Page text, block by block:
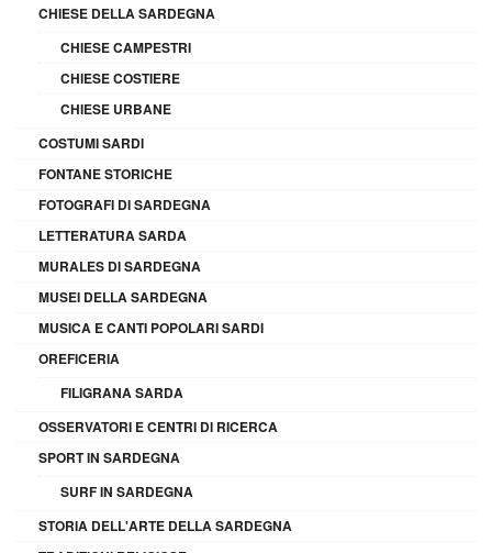
CHIESE DELLA SARDEGNA
CHIESE CAMPESTRI
CHIESE COSTIERE
CHIESE URBANE
COSTUMI SARDI
FONTANE STORICHE
FOTOGRAFI DI SARDEGNA
LETTERATURA SARDA
MURALES DI SARDEGNA
MUSEI DELLA SARDEGNA
MUSICA E CANTI POPOLARI SARDI
OREFICERIA
FILIGRANA SARDA
OSSERVATORI E CENTRI DI RICERCA
SPORT IN SARDEGNA
SURF IN SARDEGNA
STORIA DELL'ARTE DELLA SARDEGNA